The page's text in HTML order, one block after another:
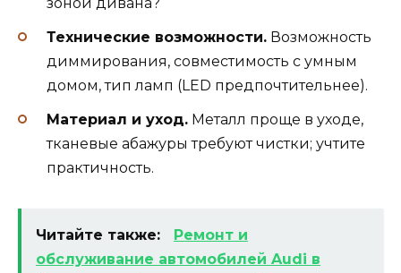
Технические возможности. Возможность
диммирования, совместимость с умным
домом, тип ламп (LED предпочтительнее).
Материал и уход. Металл проще в уходе,
тканевые абажуры требуют чистки; учтите
практичность.
Читайте также:
Ремонт и
обслуживание автомобилей Audi в